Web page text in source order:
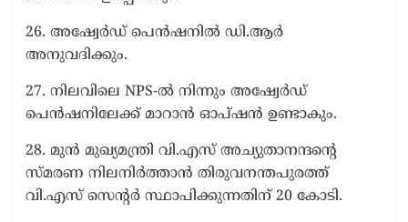
26. അഷ്വേര്‍ഡ് പെന്‍ഷനില്‍ ഡി.ആര്‍
അനുവദിക്കും.
27. നിലവിലെ NPS-ല്‍ നിന്നും അഷ്വേര്‍ഡ്
പെന്‍ഷനിലേക്ക് മാറാന്‍ ഓപ്ഷന്‍ ഉണ്ടാകും.
28. മുന്‍ മുഖ്യമന്ത്രി വി.എസ് അച്യുതാനന്ദന്റെ
സ്മരണ നിലനിര്‍ത്താന്‍ തിരുവനന്തപുരത്ത്
വി.എസ് സെന്റര്‍ സ്ഥാപിക്കുന്നതിന് 20 കോടി.